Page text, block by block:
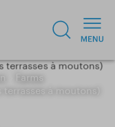
Farms
terrasses à moutons)